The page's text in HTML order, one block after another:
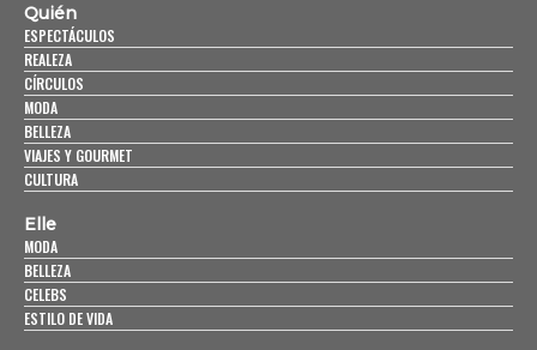
Quién
ESPECTÁCULOS
REALEZA
CÍRCULOS
MODA
BELLEZA
VIAJES Y GOURMET
CULTURA
Elle
MODA
BELLEZA
CELEBS
ESTILO DE VIDA